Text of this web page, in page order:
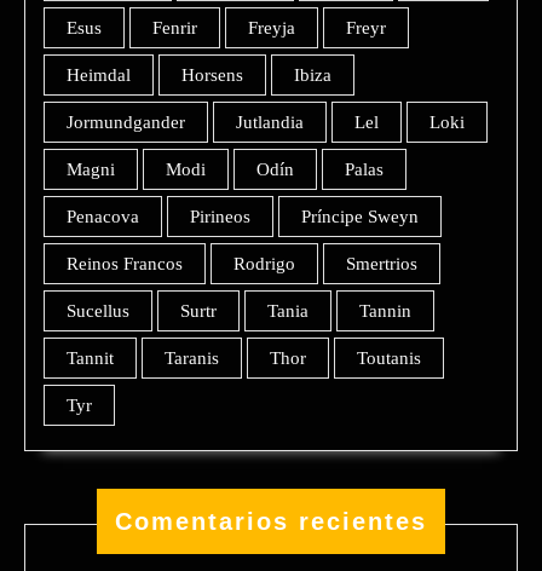
Esus Fenrir Freyja Freyr
Heimdal Horsens Ibiza
Jormundgander Jutlandia Lel Loki
Magni Modi Odín Palas
Penacova Pirineos Príncipe Sweyn
Reinos Francos Rodrigo Smertrios
Sucellus Surtr Tania Tannin
Tannit Taranis Thor Toutanis
Tyr
Comentarios recientes